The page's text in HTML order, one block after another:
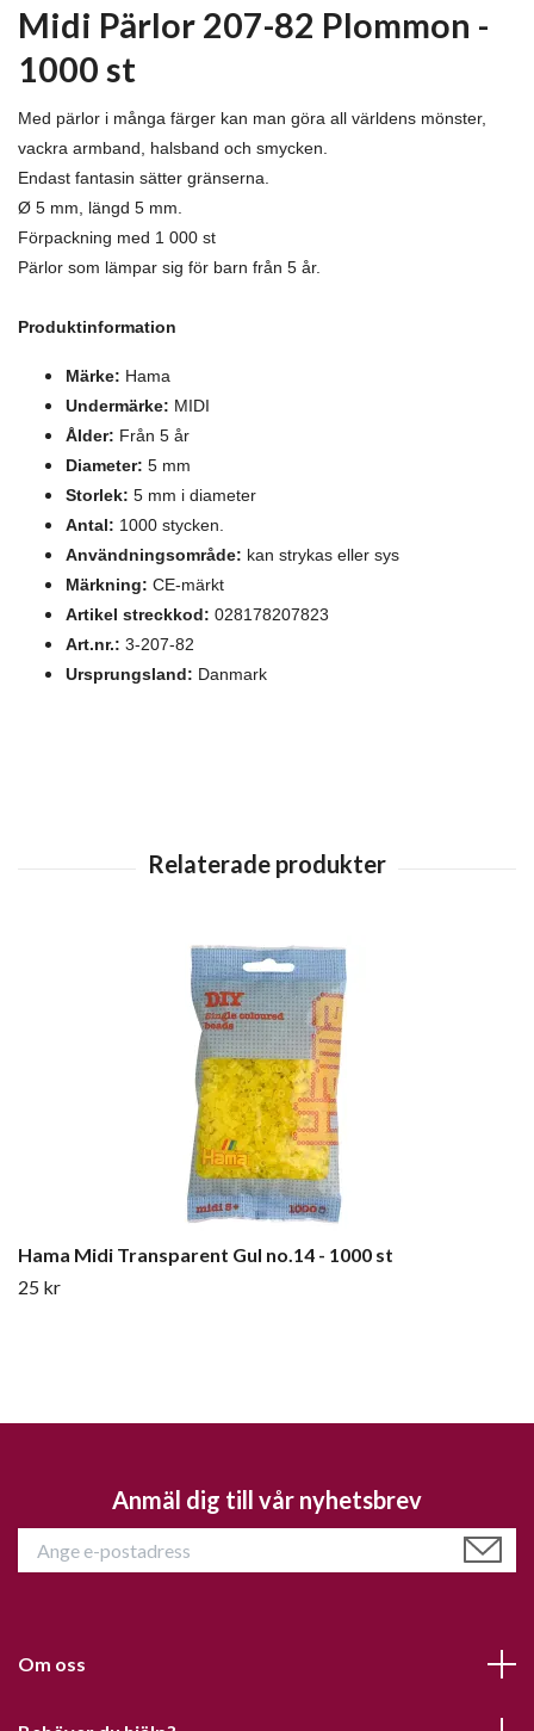
Midi Pärlor 207-82 Plommon -
1000 st
Med pärlor i många färger kan man göra all världens mönster,
vackra armband, halsband och smycken.
Endast fantasin sätter gränserna.
Ø 5 mm, längd 5 mm.
Förpackning med 1 000 st
Pärlor som lämpar sig för barn från 5 år.
Produktinformation
Märke: Hama
Undermärke: MIDI
Ålder: Från 5 år
Diameter: 5 mm
Storlek: 5 mm i diameter
Antal: 1000 stycken.
Användningsområde: kan strykas eller sys
Märkning: CE-märkt
Artikel streckkod: 028178207823
Art.nr.: 3-207-82
Ursprungsland: Danmark
Hama Midi Transparent Gul no.14 - 1000 st
25 kr
Anmäl dig till vår nyhetsbrev
Om oss